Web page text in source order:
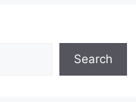
Search